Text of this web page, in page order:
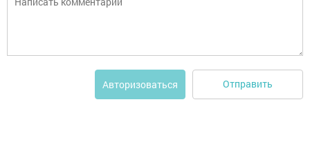
Авторизоваться Отправить